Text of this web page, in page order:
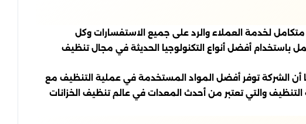
على توفير فريق عمل متكامل لخدمة العملاء والرد على جميع الاستفسارات وكل
باستخدام أفضل أنواع التكنولوجيا الحديثة في مجال تنظيف
الشركة توفر أفضل المواد المستخدمة في عملية التنظيف مع
والتي تعتبر من أحدث المعدات في عالم تنظيف الخزانات